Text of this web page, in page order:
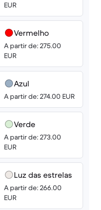
EUR
Vermelho
A partir de: 275.00
EUR
Azul
A partir de: 274.00 EUR
Verde
A partir de: 273.00
EUR
Luz das estrelas
A partir de: 266.00
EUR